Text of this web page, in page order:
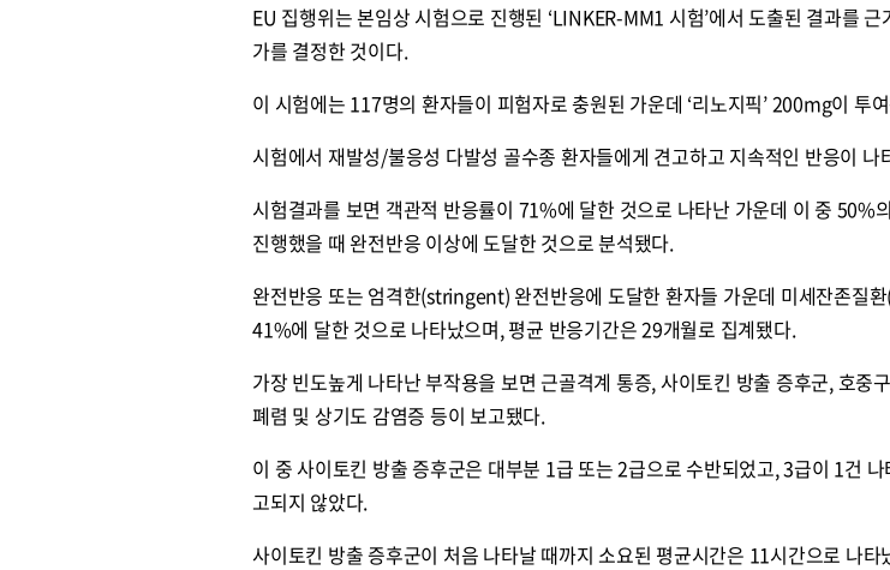
EU 집행위는 본임상 시험으로 진행된 ‘LINKER-MM1 시험’에서 도출된 결과를 근
가를 결정한 것이다.
이 시험에는 117명의 환자들이 피험자로 충원된 가운데 ‘리노지픽’ 200mg이 투
시험에서 재발성/불응성 다발성 골수종 환자들에게 견고하고 지속적인 반응이 나
시험결과를 보면 객관적 반응률이 71%에 달한 것으로 나타난 가운데 이 중 50%
진행했을 때 완전반응 이상에 도달한 것으로 분석됐다.
완전반응 또는 엄격한(stringent) 완전반응에 도달한 환자들 가운데 미세잔존질
41%에 달한 것으로 나타났으며, 평균 반응기간은 29개월로 집계됐다.
가장 빈도높게 나타난 부작용을 보면 근골격계 통증, 사이토킨 방출 증후군, 호중
폐렴 및 상기도 감염증 등이 보고됐다.
이 중 사이토킨 방출 증후군은 대부분 1급 또는 2급으로 수반되었고, 3급이 1건
고되지 않았다.
사이토킨 방출 증후군이 처음 나타날 때까지 소요된 평균시간은 11시간으로 나타